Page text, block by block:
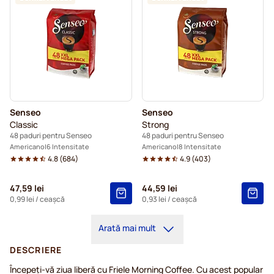
Senseo
Classic
48 paduri pentru Senseo
Americano 6 Intensitate
4.8(684)
47,59 lei
0,99 lei / ceașcă
Senseo
Strong
48 paduri pentru Senseo
Americano 8 Intensitate
4.9(403)
44,59 lei
0,93 lei / ceașcă
Arată mai mult
DESCRIERE
Începeți-vă ziua liberă cu Friele Morning Coffee. Cu acest popular